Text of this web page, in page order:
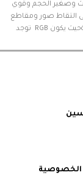
وصغير الحجم وقوي
التقاط صور ومقاطع
فديو أكثر واقعيةحيث يكون RGB توجد